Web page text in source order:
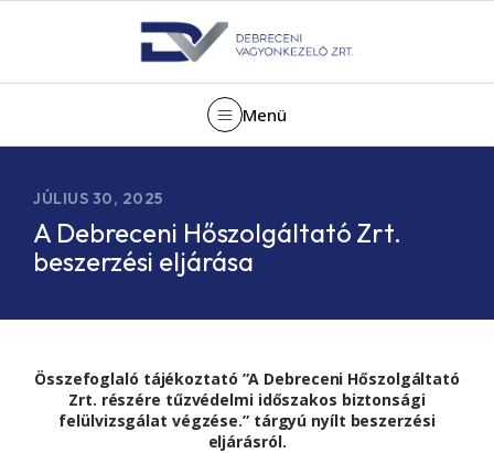
Menü
JÚLIUS 30, 2025
A Debreceni Hőszolgáltató Zrt.
beszerzési eljárása
Összefoglaló tájékoztató ”A Debreceni Hőszolgáltató
Zrt. részére tűzvédelmi időszakos biztonsági
felülvizsgálat végzése.” tárgyú nyílt beszerzési
eljárásról.